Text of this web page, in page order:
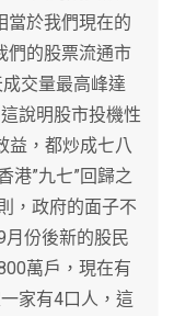
當於我們現在的
們的股票流通市
交量最高峰達
說明股市投機性
益，都炒成七八
港”九七”回歸之
，政府的面子不
份後新的股民
萬戶，現在有
家有4口人，這